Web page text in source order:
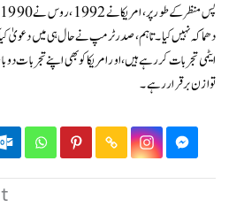
دھماکہ نہیں کیا۔ تاہم، صدر ٹرمپ نے حال ہی میں دعویٰ کیا
ایٹمی تجربات کر رہے ہیں، اور امریکا کو بھی اپنے تجربات
توازن برقرار رہے۔